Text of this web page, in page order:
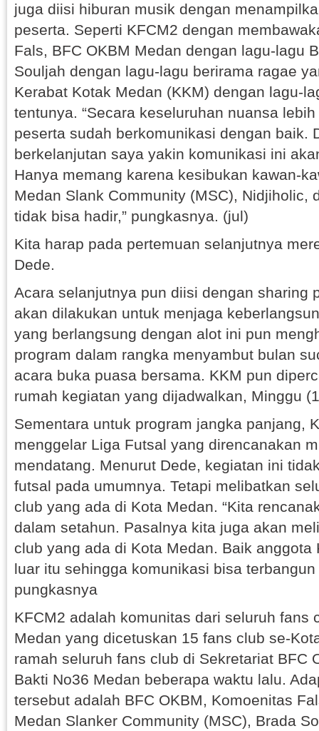
juga diisi hiburan musik dengan
peserta. Seperti KFCM2 dengan
Fals, BFC OKBM Medan dengan lagu-lagu
Souljah dengan lagu-lagu berirama ragae
Kerabat Kotak Medan (KKM) dengan lagu-
tentunya. “Secara keseluruhan nuansa
peserta sudah berkomunikasi dengan baik.
berkelanjutan saya yakin komunikasi ini
Hanya memang karena kesibukan kawan-
Medan Slank Community (MSC), Nidjiholic,
tidak bisa hadir,” pungkasnya. (jul)
Kita harap pada pertemuan selanjutnya
Dede.
Acara selanjutnya pun diisi dengan sharing
akan dilakukan untuk menjaga
yang berlangsung dengan alot ini pun
program dalam rangka menyambut bulan
acara buka puasa bersama. KKM pun
rumah kegiatan yang dijadwalkan, Minggu
Sementara untuk program jangka panjang,
menggelar Liga Futsal yang direncanakan
mendatang. Menurut Dede, kegiatan ini
futsal pada umumnya. Tetapi melibatkan
club yang ada di Kota Medan. “Kita
dalam setahun. Pasalnya kita juga akan
club yang ada di Kota Medan. Baik anggota
luar itu sehingga komunikasi bisa terbangun
pungkasnya
KFCM2 adalah komunitas dari seluruh fans
Medan yang dicetuskan 15 fans club se-
ramah seluruh fans club di Sekretariat BFC
Bakti No36 Medan beberapa waktu lalu.
tersebut adalah BFC OKBM, Komoenitas
Medan Slanker Community (MSC), Brada